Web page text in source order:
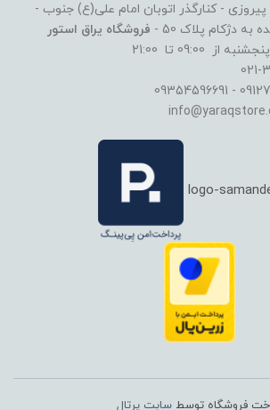
- کنارگذر اتوبان امام علی(ع) جنوب -
دژکام پلاک 50 -
فروشگاه یراق استور
09:00 تا 21:00
فروشگاه توسط سایت پرتال